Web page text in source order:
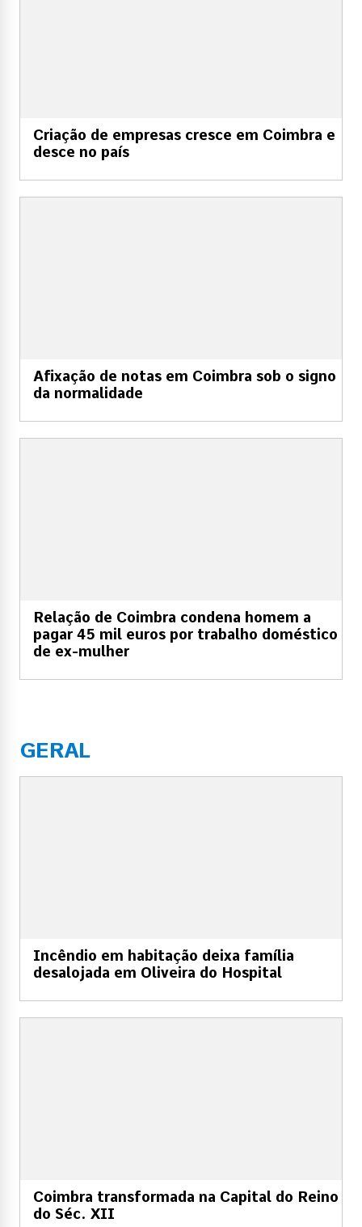
Criação de empresas cresce em Coimbra e
desce no país
Afixação de notas em Coimbra sob o signo
da normalidade
Relação de Coimbra condena homem a
pagar 45 mil euros por trabalho doméstico
de ex-mulher
GERAL
Incêndio em habitação deixa família
desalojada em Oliveira do Hospital
Coimbra transformada na Capital do Reino
do Séc. XII